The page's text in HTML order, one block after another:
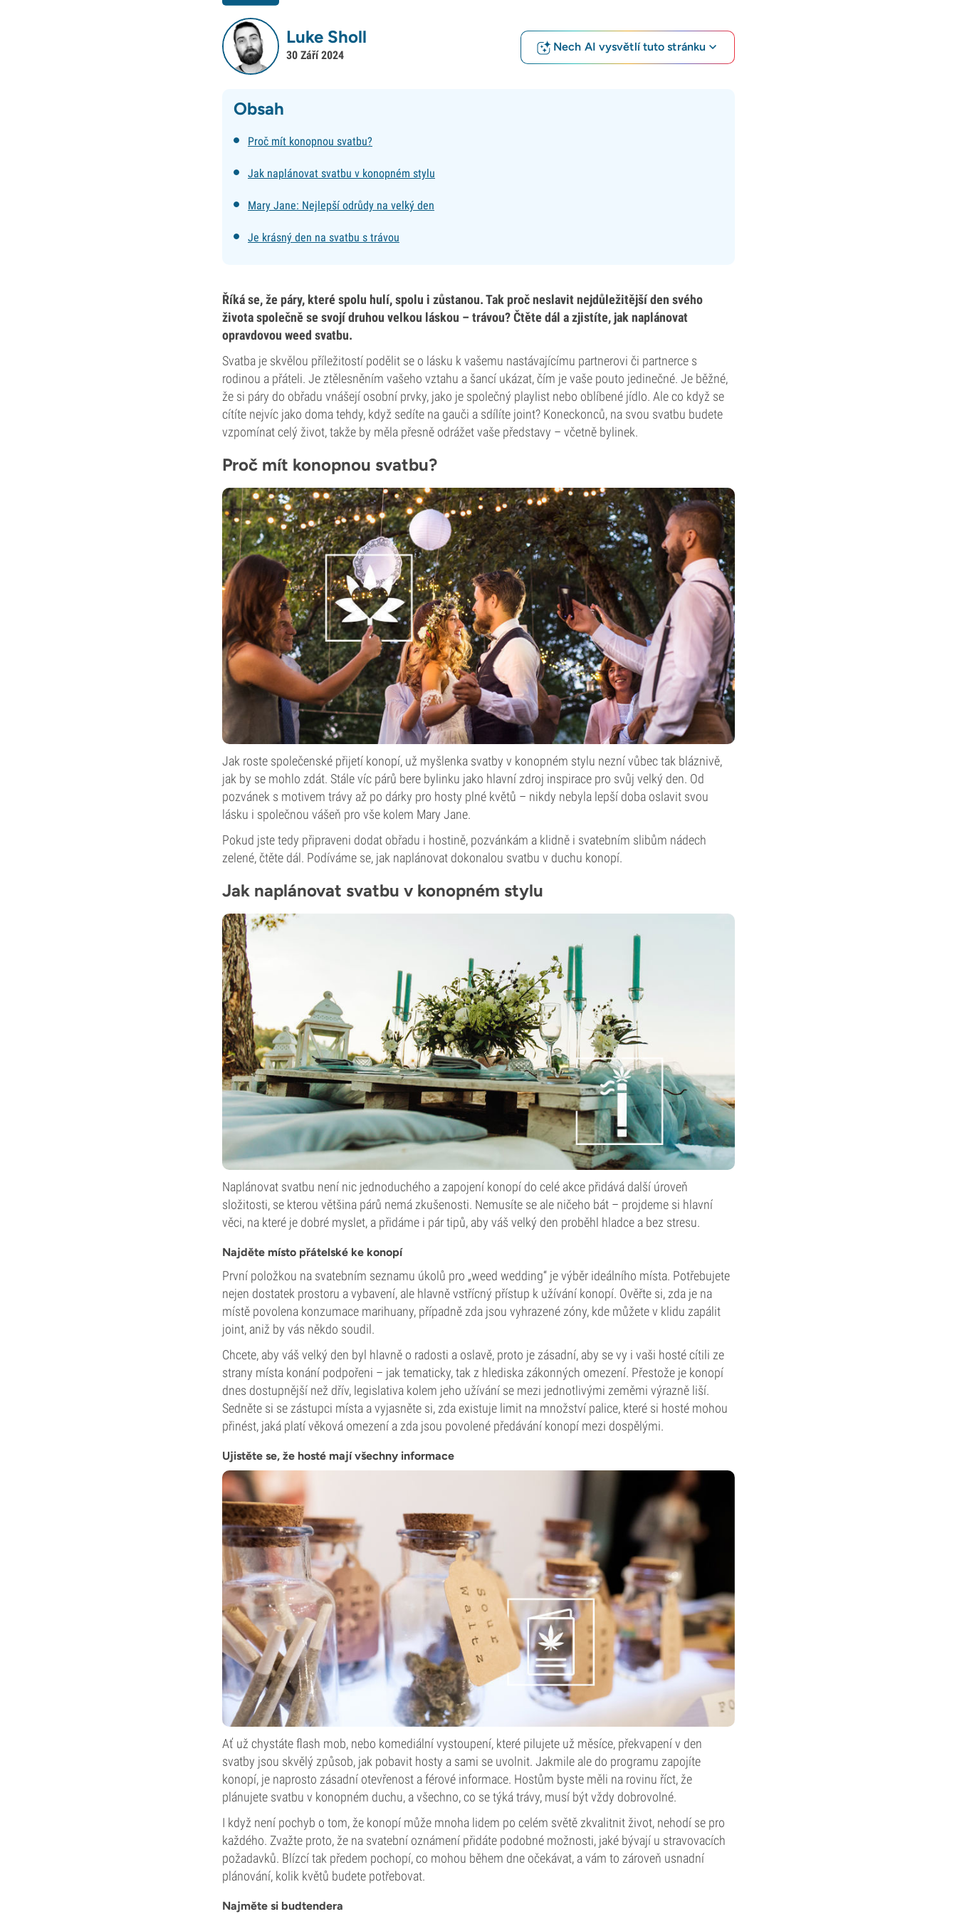
Luke Sholl
30 Září 2024
Nech AI vysvětlí tuto stránku
Obsah
Proč mít konopnou svatbu?
Jak naplánovat svatbu v konopném stylu
Mary Jane: Nejlepší odrůdy na velký den
Je krásný den na svatbu s trávou
Říká se, že páry, které spolu hulí, spolu i zůstanou. Tak proč neslavit nejdůležitější den svého
života společně se svojí druhou velkou láskou – trávou? Čtěte dál a zjistíte, jak naplánovat
opravdovou weed svatbu.
Svatba je skvělou příležitostí podělit se o lásku k vašemu nastávajícímu partnerovi či partnerce s
rodinou a přáteli. Je ztělesněním vašeho vztahu a šancí ukázat, čím je vaše pouto jedinečné. Je běžné,
že si páry do obřadu vnášejí osobní prvky, jako je společný playlist nebo oblíbené jídlo. Ale co když se
cítíte nejvíc jako doma tehdy, když sedíte na gauči a sdílíte joint? Koneckonců, na svou svatbu budete
vzpomínat celý život, takže by měla přesně odrážet vaše představy – včetně bylinek.
Proč mít konopnou svatbu?
Jak roste společenské přijetí konopí, už myšlenka svatby v konopném stylu nezní vůbec tak bláznivě,
jak by se mohlo zdát. Stále víc párů bere bylinku jako hlavní zdroj inspirace pro svůj velký den. Od
pozvánek s motivem trávy až po dárky pro hosty plné květů – nikdy nebyla lepší doba oslavit svou
lásku i společnou vášeň pro vše kolem Mary Jane.
Pokud jste tedy připraveni dodat obřadu i hostině, pozvánkám a klidně i svatebním slibům nádech
zelené, čtěte dál. Podíváme se, jak naplánovat dokonalou svatbu v duchu konopí.
Jak naplánovat svatbu v konopném stylu
Naplánovat svatbu není nic jednoduchého a zapojení konopí do celé akce přidává další úroveň
složitosti, se kterou většina párů nemá zkušenosti. Nemusíte se ale ničeho bát – projdeme si hlavní
věci, na které je dobré myslet, a přidáme i pár tipů, aby váš velký den proběhl hladce a bez stresu.
Najděte místo přátelské ke konopí
První položkou na svatebním seznamu úkolů pro „weed wedding“ je výběr ideálního místa. Potřebujete
nejen dostatek prostoru a vybavení, ale hlavně vstřícný přístup k užívání konopí. Ověřte si, zda je na
místě povolena konzumace marihuany, případně zda jsou vyhrazené zóny, kde můžete v klidu zapálit
joint, aniž by vás někdo soudil.
Chcete, aby váš velký den byl hlavně o radosti a oslavě, proto je zásadní, aby se vy i vaši hosté cítili ze
strany místa konání podpořeni – jak tematicky, tak z hlediska zákonných omezení. Přestože je konopí
dnes dostupnější než dřív, legislativa kolem jeho užívání se mezi jednotlivými zeměmi výrazně liší.
Sedněte si se zástupci místa a vyjasněte si, zda existuje limit na množství palice, které si hosté mohou
přinést, jaká platí věková omezení a zda jsou povolené předávání konopí mezi dospělými.
Ujistěte se, že hosté mají všechny informace
Ať už chystáte flash mob, nebo komediální vystoupení, které pilujete už měsíce, překvapení v den
svatby jsou skvělý způsob, jak pobavit hosty a sami se uvolnit. Jakmile ale do programu zapojíte
konopí, je naprosto zásadní otevřenost a férové informace. Hostům byste měli na rovinu říct, že
plánujete svatbu v konopném duchu, a všechno, co se týká trávy, musí být vždy dobrovolné.
I když není pochyb o tom, že konopí může mnoha lidem po celém světě zkvalitnit život, nehodí se pro
každého. Zvažte proto, že na svatební oznámení přidáte podobné možnosti, jaké bývají u stravovacích
požadavků. Blízcí tak předem pochopí, co mohou během dne očekávat, a vám to zároveň usnadní
plánování, kolik květů budete potřebovat.
Najměte si budtendera